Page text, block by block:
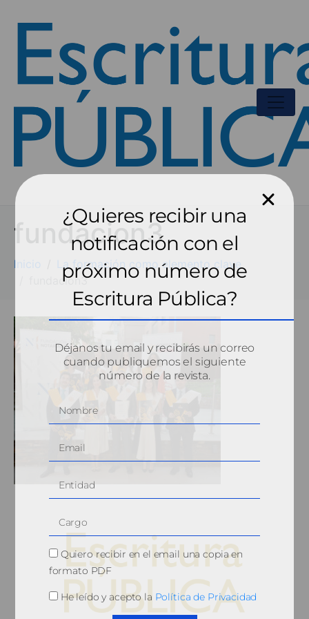
fundacion3
Inicio
La formación como elemento clave
fundacion3
¿Quieres recibir una
notificación con el
próximo número de
Escritura Pública?
Déjanos tu email y recibirás un correo
cuando publiquemos el siguiente
número de la revista.
Quiero recibir en el email una copia en
formato PDF
He leído y acepto la Política de Privacidad